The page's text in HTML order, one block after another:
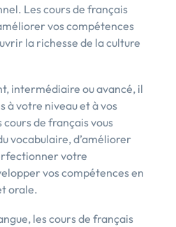
Les cours de français
vos compétences
la richesse de la culture
intermédiaire ou avancé, il
à votre niveau et à vos
cours de français vous
vocabulaire, d’améliorer
votre
vos compétences en
orale.
les cours de français